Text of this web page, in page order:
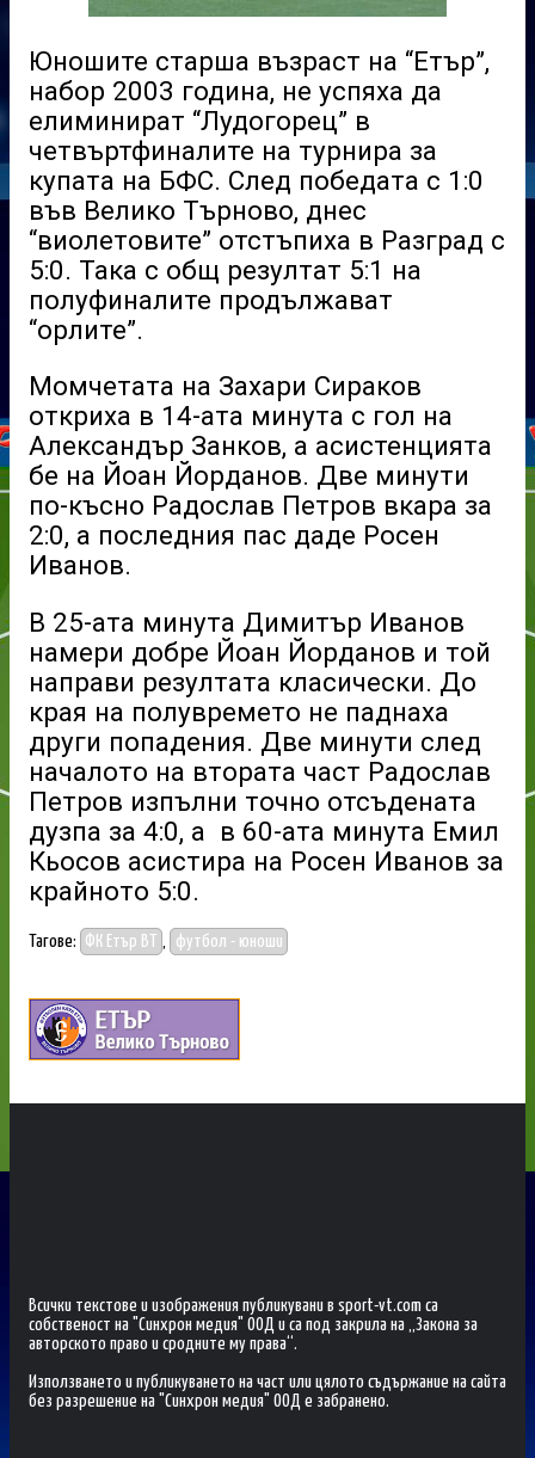
Юношите старша възраст на “Етър”,
набор 2003 година, не успяха да
елиминират “Лудогорец” в
четвъртфиналите на турнира за
купата на БФС. След победата с 1:0
във Велико Търново, днес
“виолетовите” отстъпиха в Разград с
5:0. Така с общ резултат 5:1 на
полуфиналите продължават
“орлите”.
Момчетата на Захари Сираков
откриха в 14-ата минута с гол на
Александър Занков, а асистенцията
бе на Йоан Йорданов. Две минути
по-късно Радослав Петров вкара за
2:0, а последния пас даде Росен
Иванов.
В 25-ата минута Димитър Иванов
намери добре Йоан Йорданов и той
направи резултата класически. До
края на полувремето не паднаха
други попадения. Две минути след
началото на втората част Радослав
Петров изпълни точно отсъдената
дузпа за 4:0, а в 60-ата минута Емил
Кьосов асистира на Росен Иванов за
крайното 5:0.
Тагове: ФК Етър ВТ , футбол - юноши
Всички текстове и изображения публикувани в sport-vt.com са
собственост на "Синхрон медия" ООД и са под закрила на „Закона за
авторското право и сродните му права“.
Използването и публикуването на част или цялото съдържание на сайта
без разрешение на "Синхрон медия" ООД е забранено.